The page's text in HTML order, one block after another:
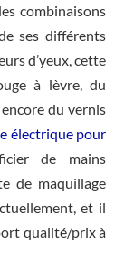
combinaisons
ses différents
d’yeux, cette
à lèvre, du
du vernis
électrique pour
de mains
de maquillage
et il
qualité/prix à